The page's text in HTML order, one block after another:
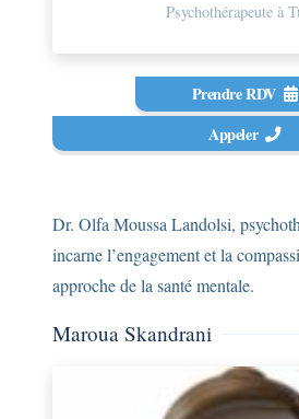
Psychothérapeute à
Prendre RDV
Appeler
Dr. Olfa Moussa Landolsi,
incarne l’engagement et la
approche de la santé mentale.
Maroua Skandrani